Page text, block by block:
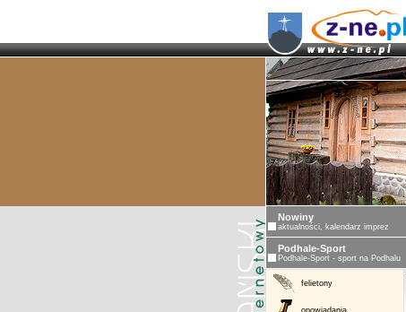
Nowiny
aktualności, kalendarz imprez
Podhale-Sport
Podhale-Sport - sport na Podhalu
felietony
opowiadania